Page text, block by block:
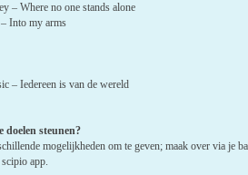
– Where no one stands alone
Into my arms
– Iedereen is van de wereld
doelen steunen?
mogelijkheden om te geven; maak over via je
app.